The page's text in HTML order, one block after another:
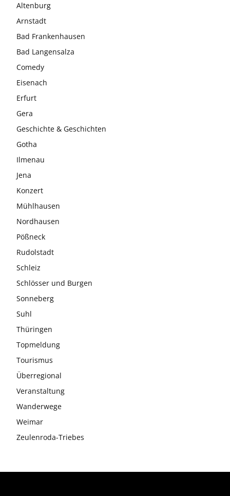
Altenburg
Arnstadt
Bad Frankenhausen
Bad Langensalza
Comedy
Eisenach
Erfurt
Gera
Geschichte & Geschichten
Gotha
Ilmenau
Jena
Konzert
Mühlhausen
Nordhausen
Pößneck
Rudolstadt
Schleiz
Schlösser und Burgen
Sonneberg
Suhl
Thüringen
Topmeldung
Tourismus
Überregional
Veranstaltung
Wanderwege
Weimar
Zeulenroda-Triebes